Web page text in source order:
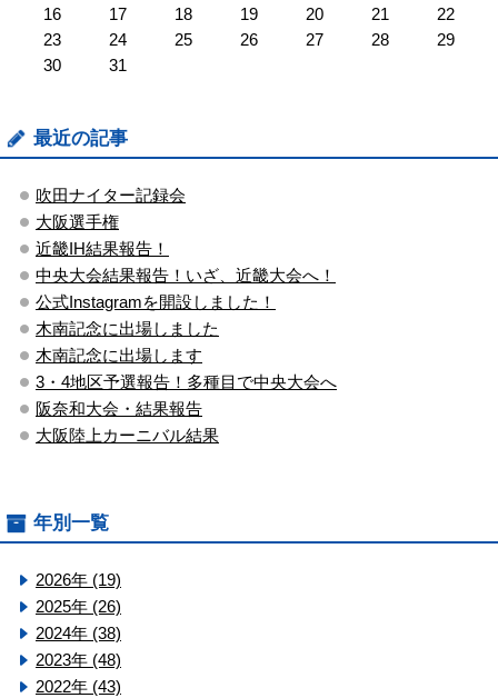
16
17 18 19 20 21
22
23
24 25 26 27 28
29
30
31
最近の記事
吹田ナイター記録会
大阪選手権
近畿IH結果報告！
中央大会結果報告！いざ、近畿大会へ！
公式Instagramを開設しました！
木南記念に出場しました
木南記念に出場します
3・4地区予選報告！多種目で中央大会へ
阪奈和大会・結果報告
大阪陸上カーニバル結果
年別一覧
2026年 (19)
2025年 (26)
2024年 (38)
2023年 (48)
2022年 (43)